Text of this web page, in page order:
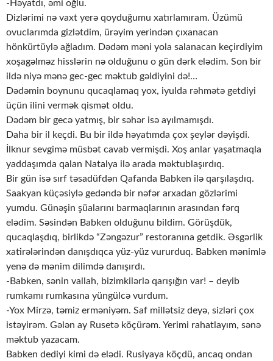
-Həyatdı, əmi oğlu.
Dizlərimi nə vaxt yerə qoyduğumu xatırlamıram. Üzümü
ovuclarımda gizlətdim, ürəyim yerindən çıxanacan
hönkürtüylə ağladım. Dədəm məni yola salanacan keçirdiyim
xoşagəlməz hisslərin nə olduğunu o gün dərk elədim. Son bir
ildə niyə mənə gec-gec məktub gəldiyini də!…
Dədəmin boynunu qucaqlamaq yox, iyulda rəhmətə getdiyi
üçün ilini vermək qismət oldu.
Dədəm bir gecə yatmış, bir səhər isə ayılmamışdı.
Daha bir il keçdi. Bu bir ildə həyatımda çox şeylər dəyişdi.
İlknur sevgimə müsbət cavab vermişdi. Xoş anlar yaşatmaqla
yaddaşımda qalan Natalya ilə arada məktublaşırdıq.
Bir gün isə sırf təsadüfdən Qafanda Babken ilə qarşılaşdıq.
Saakyan küçəsiylə gedəndə bir nəfər arxadan gözlərimi
yumdu. Günəşin şüalarını barmaqlarının arasından fərq
elədim. Səsindən Babken olduğunu bildim. Görüşdük,
qucaqlaşdıq, birlikdə “Zəngəzur” restoranına getdik. Əsgərlik
xatirələrindən danışdıqca yüz-yüz vururduq. Babken mənimlə
yenə də mənim dilimdə danışırdı.
-Babken, sənin vallah, bizimkilərlə qarışığın var! – deyib
rumkamı rumkasına yüngülcə vurdum.
-Yox Mirzə, təmiz erməniyəm. Saf millətsiz deyə, sizləri çox
istəyirəm. Gələn ay Rusetə köçürəm. Yerimi rahatlayım, sənə
məktub yazacam.
Babken dediyi kimi də elədi. Rusiyaya köçdü, ancaq ondan